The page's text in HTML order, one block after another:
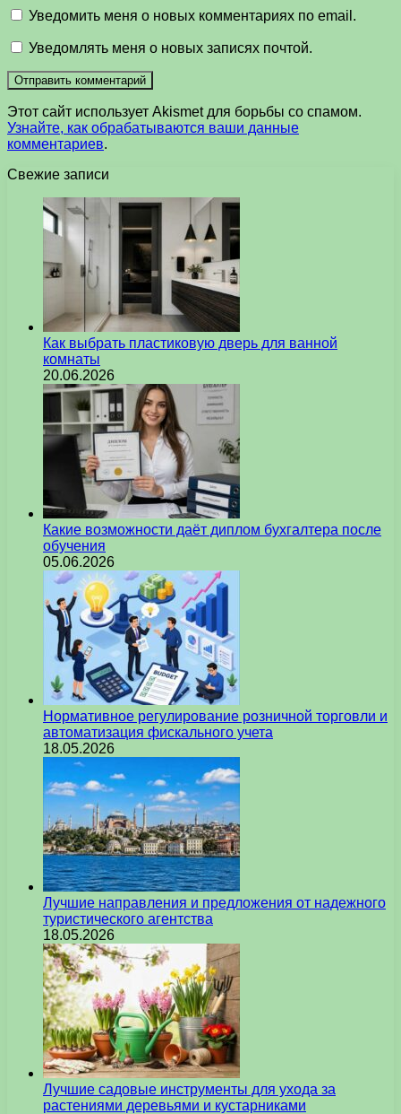
Уведомить меня о новых комментариях по email.
Уведомлять меня о новых записях почтой.
Этот сайт использует Akismet для борьбы со спамом.
Узнайте, как обрабатываются ваши данные
комментариев.
Свежие записи
Как выбрать пластиковую дверь для ванной
комнаты
20.06.2026
Какие возможности даёт диплом бухгалтера после
обучения
05.06.2026
Нормативное регулирование розничной торговли и
автоматизация фискального учета
18.05.2026
Лучшие направления и предложения от надежного
туристического агентства
18.05.2026
Лучшие садовые инструменты для ухода за
растениями деревьями и кустарниками